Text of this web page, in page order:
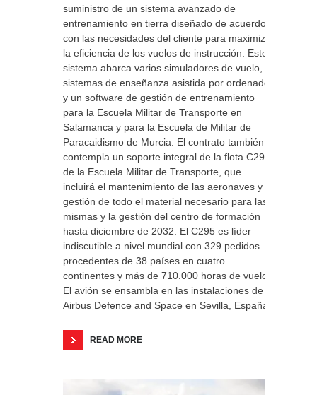
suministro de un sistema avanzado de
entrenamiento en tierra diseñado de acuerdo
con las necesidades del cliente para maximizar
la eficiencia de los vuelos de instrucción. Este
sistema abarca varios simuladores de vuelo,
sistemas de enseñanza asistida por ordenador
y un software de gestión de entrenamiento
para la Escuela Militar de Transporte en
Salamanca y para la Escuela de Militar de
Paracaidismo de Murcia. El contrato también
contempla un soporte integral de la flota C295
de la Escuela Militar de Transporte, que
incluirá el mantenimiento de las aeronaves y la
gestión de todo el material necesario para las
mismas y la gestión del centro de formación
hasta diciembre de 2032. El C295 es líder
indiscutible a nivel mundial con 329 pedidos
procedentes de 38 países en cuatro
continentes y más de 710.000 horas de vuelo.
El avión se ensambla en las instalaciones de
Airbus Defence and Space en Sevilla, España.
READ MORE